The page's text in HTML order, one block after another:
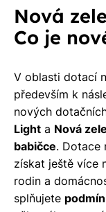
Nová
Co je
V oblasti dotací
především k
nových
Light a Nová
babičce. Dotace
získat ještě více
rodin a
splňujete